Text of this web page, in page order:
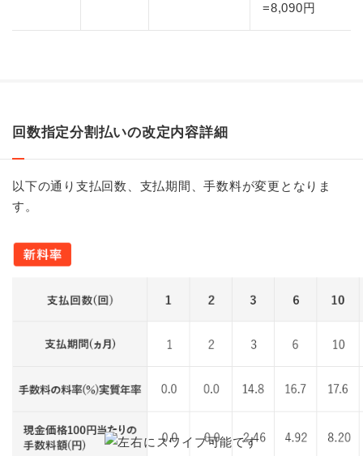
=8,090円
回数指定分割払いの改定内容詳細
以下の通り支払回数、支払期間、手数料が変更となりま
す。